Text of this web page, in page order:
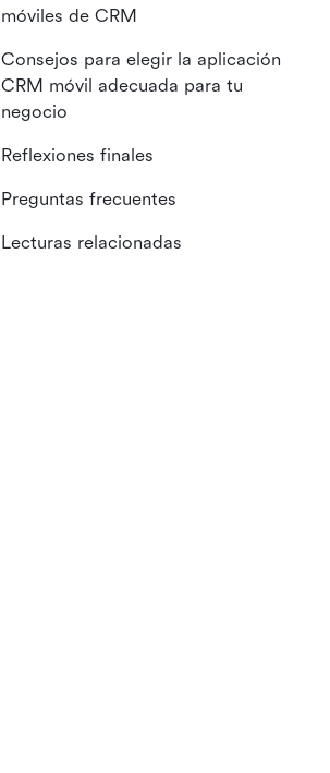
móviles de CRM
Consejos para elegir la aplicación
CRM móvil adecuada para tu
negocio
Reflexiones finales
Preguntas frecuentes
Lecturas relacionadas